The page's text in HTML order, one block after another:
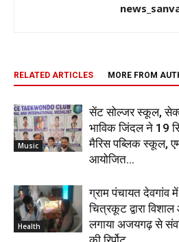
RELATED ARTICLES MORE FROM
Music
सेंट सोल्जर स्कूल,
भाविक जिंदल ने 19
मैरिस पब्लिक स्कूल,
आयोजित...
Health
ग्राम पंचायत देवगांव
चित्रकूट द्वारा
लगाया अजयगढ़ से